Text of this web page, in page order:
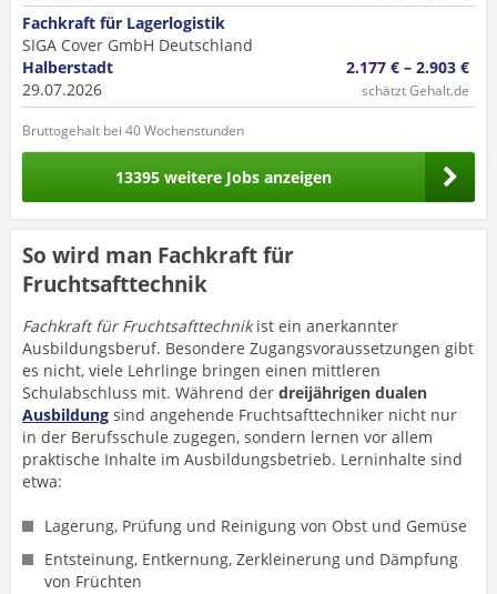
Fachkraft für Lagerlogistik
SIGA Cover GmbH Deutschland
Halberstadt
29.07.2026
2.177 € – 2.903 €
schätzt Gehalt.de
Bruttogehalt bei 40 Wochenstunden
13395 weitere Jobs anzeigen
So wird man Fachkraft für
Fruchtsafttechnik
Fachkraft für Fruchtsafttechnikist ein anerkannter
Ausbildungsberuf. Besondere Zugangsvoraussetzungen gibt
es nicht, viele Lehrlinge bringen einen mittleren
Schulabschluss mit. Während der dreijährigen dualen
Ausbildung sind angehende Fruchtsafttechniker nicht nur
in der Berufsschule zugegen, sondern lernen vor allem
praktische Inhalte im Ausbildungsbetrieb. Lerninhalte sind
etwa:
Lagerung, Prüfung und Reinigung von Obst und Gemüse
Entsteinung, Entkernung, Zerkleinerung und Dämpfung
von Früchten